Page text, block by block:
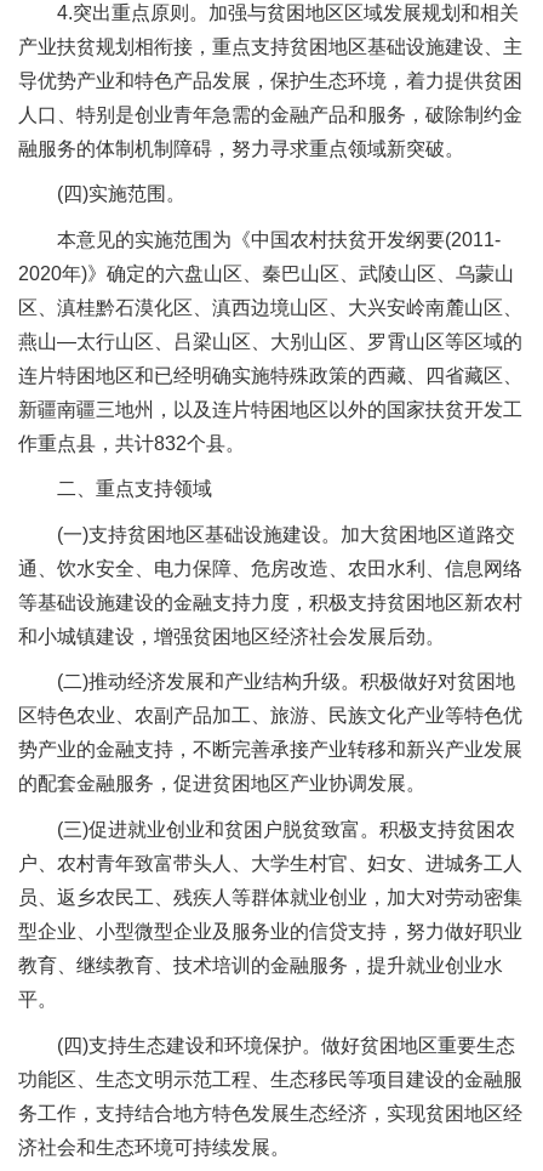
4.突出重点原则。加强与贫困地区区域发展规划和相关
产业扶贫规划相衔接，重点支持贫困地区基础设施建设、主
导优势产业和特色产品发展，保护生态环境，着力提供贫困
人口、特别是创业青年急需的金融产品和服务，破除制约金
融服务的体制机制障碍，努力寻求重点领域新突破。
(四)实施范围。
本意见的实施范围为《中国农村扶贫开发纲要(2011-
2020年)》确定的六盘山区、秦巴山区、武陵山区、乌蒙山
区、滇桂黔石漠化区、滇西边境山区、大兴安岭南麓山区、
燕山—太行山区、吕梁山区、大别山区、罗霄山区等区域的
连片特困地区和已经明确实施特殊政策的西藏、四省藏区、
新疆南疆三地州，以及连片特困地区以外的国家扶贫开发工
作重点县，共计832个县。
二、重点支持领域
(一)支持贫困地区基础设施建设。加大贫困地区道路交
通、饮水安全、电力保障、危房改造、农田水利、信息网络
等基础设施建设的金融支持力度，积极支持贫困地区新农村
和小城镇建设，增强贫困地区经济社会发展后劲。
(二)推动经济发展和产业结构升级。积极做好对贫困地
区特色农业、农副产品加工、旅游、民族文化产业等特色优
势产业的金融支持，不断完善承接产业转移和新兴产业发展
的配套金融服务，促进贫困地区产业协调发展。
(三)促进就业创业和贫困户脱贫致富。积极支持贫困农
户、农村青年致富带头人、大学生村官、妇女、进城务工人
员、返乡农民工、残疾人等群体就业创业，加大对劳动密集
型企业、小型微型企业及服务业的信贷支持，努力做好职业
教育、继续教育、技术培训的金融服务，提升就业创业水
平。
(四)支持生态建设和环境保护。做好贫困地区重要生态
功能区、生态文明示范工程、生态移民等项目建设的金融服
务工作，支持结合地方特色发展生态经济，实现贫困地区经
济社会和生态环境可持续发展。